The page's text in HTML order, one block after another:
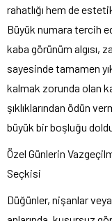
rahatlığı hem de
Büyük numara tercih
kaba görünüm
sayesinde tamamen
kalmak zorunda olan
şıklıklarından ödün
büyük bir boşluğu
Özel Günlerin
Seçkisi
Düğünler, nişanlar